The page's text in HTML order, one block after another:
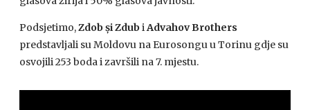
Podsjetimo,Zdob și ZdubiAdvahov Brothers
predstavljali su Moldovu na Eurosongu u Torinu gdje su
osvojili 253 boda i završili na 7. mjestu.